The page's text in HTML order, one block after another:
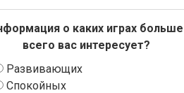
о каких играх больше
всего вас интересует?
Развивающих
Спокойных